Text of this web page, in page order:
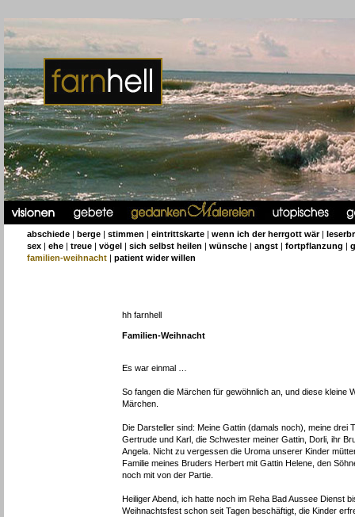
abschiede |berge |stimmen |eintrittskarte |wenn ich der herrgott wär|
sex |ehe |treue |vögel |sich selbst heilen |wünsche |angst |fortpflanzung |
familien-weihnacht |patient wider willen
hh farnhell
Familien-Weihnacht
Es war einmal …
So fangen die Märchen für gewöhnlich an, und diese
Märchen.
Die Darsteller sind: Meine Gattin (damals noch), meine drei
Gertrude und Karl, die Schwester meiner Gattin, Dorli, ihr
Angela. Nicht zu vergessen die Uroma unserer Kinder
Familie meines Bruders Herbert mit Gattin Helene, den
noch mit von der Partie.
Heiliger Abend, ich hatte noch im Reha Bad Aussee Dienst
Weihnachtsfest schon seit Tagen beschäftigt, die Kinder